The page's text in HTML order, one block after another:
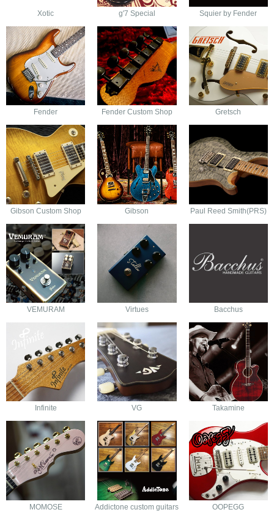
Xotic g'7 Special Squier by Fender
Fender Fender Custom Shop Gretsch
Gibson Custom Shop Gibson Paul Reed Smith(PRS)
VEMURAM Virtues Bacchus
Infinite VG Takamine
MOMOSE Addictone custom guitars OOPEGG